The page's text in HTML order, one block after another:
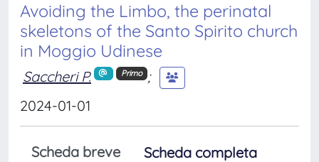
Avoiding the Limbo, the perinatal
skeletons of the Santo Spirito church
in Moggio Udinese
Saccheri P. Primo
;
2024-01-01
Scheda breve
Scheda completa